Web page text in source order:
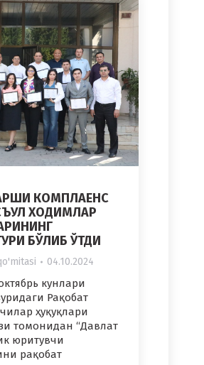
КОМПЛАЕНС
ХОДИМЛАР
БЎЛИБ ЎТДИ
04.10.2024
кунлари
Рақобат
ҳуқуқлари
томонидан “Давлат
юритувчи
рақобат